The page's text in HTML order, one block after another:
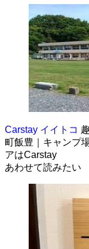
Carstay イイトコ
町飯豊｜キャンプ
アはCarstay
あわせて読みたい